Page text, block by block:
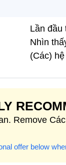
Lần đầu
Nhìn
(Các)
Remove
offer below